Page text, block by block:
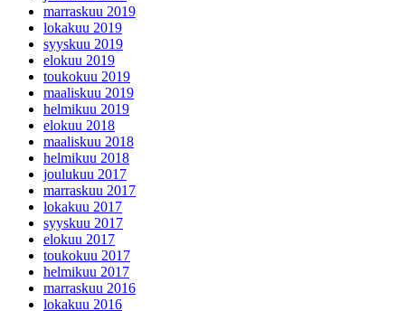
marraskuu 2019
lokakuu 2019
syyskuu 2019
elokuu 2019
toukokuu 2019
maaliskuu 2019
helmikuu 2019
elokuu 2018
maaliskuu 2018
helmikuu 2018
joulukuu 2017
marraskuu 2017
lokakuu 2017
syyskuu 2017
elokuu 2017
toukokuu 2017
helmikuu 2017
marraskuu 2016
lokakuu 2016